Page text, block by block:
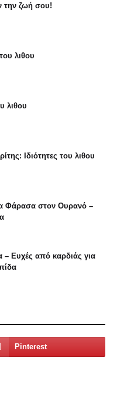
την ζωή σου!
λιθου
λιθου
Ιδιότητες του λιθου
Φάρασα στον Ουρανό –
– Ευχές από καρδιάς για